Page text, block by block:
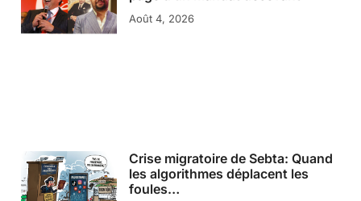
Août 4, 2026
Crise migratoire de Sebta: Quand
les algorithmes déplacent les
foules…